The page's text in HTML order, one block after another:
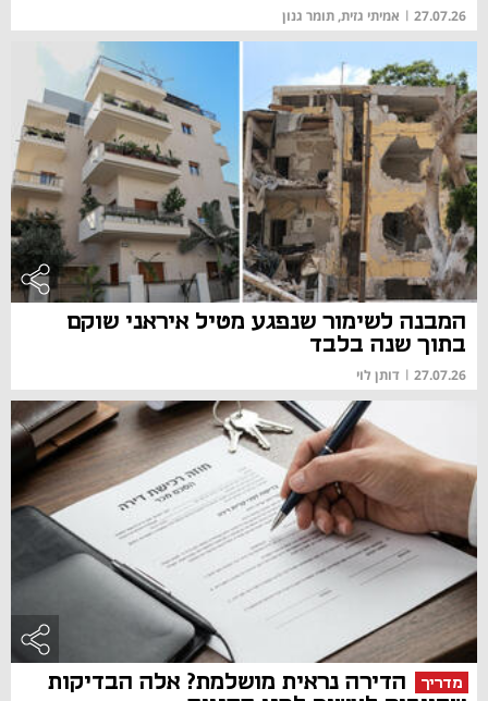
27.07.26
| אמיתי גזית, תומר גנון
המבנה לשימור שנפגע מטיל איראני שוקם
בתוך שנה בלבד
27.07.26
| דותן לוי
מדריך
הדירה נראית מושלמת? אלה הבדיקות